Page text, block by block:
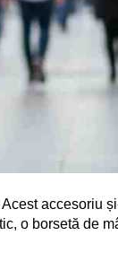
accesoriu
o borsetă de